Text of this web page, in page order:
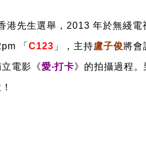
港先生選舉，2013 年於無綫電
「 C123 」 ，主持盧子俊將會
電影《愛‧打卡》 的拍攝過程